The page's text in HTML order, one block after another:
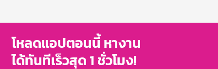
โหลดแอปตอนนี้ หางาน
ได้ทันทีเร็วสุด 1 ชั่วโมง!